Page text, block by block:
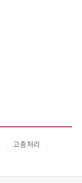
고충처리